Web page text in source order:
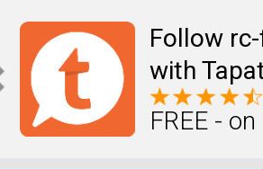
Follow
with
FREE -